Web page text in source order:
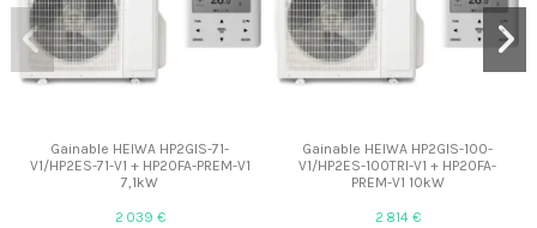
Gainable HEIWA HP2GIS-71-
V1/HP2ES-71-V1 + HP20FA-PREM-V1
7,1kW
2 039 €
Gainable HEIWA HP2GIS-100-
V1/HP2ES-100TRI-V1 + HP20FA-
PREM-V1 10kW
2 814 €